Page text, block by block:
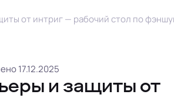
от интриг — рабочий стол по
17.12.2025
и защиты от